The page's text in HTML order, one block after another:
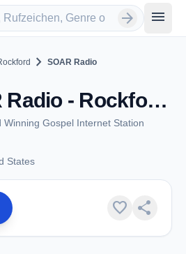
arrow_forward menu
chevron_right SOAR Radio
SOAR Radio - Rockford, IL
Winning Gospel Internet Station
States
favorite share